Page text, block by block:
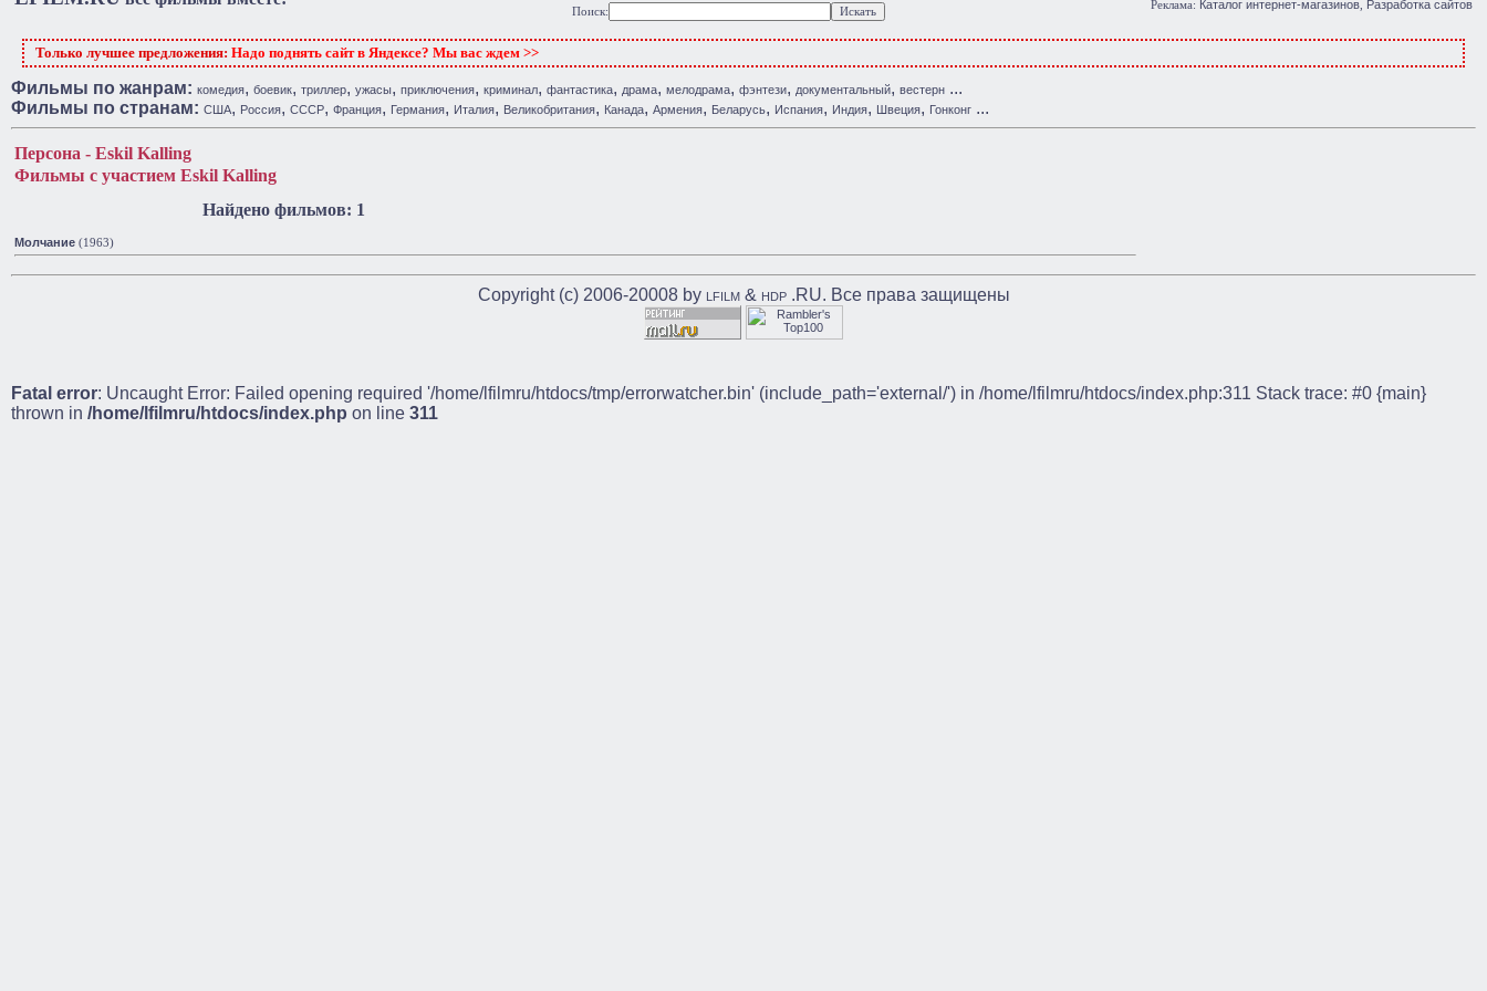
Поиск:
Реклама: Каталог интернет-магазинов Разработка сайтов
Только лучшее предложения: Надо поднять сайт в Яндексе? Мы вас ждем >>
Фильмы по жанрам: комедия, боевик, триллер, ужасы, приключения, криминал, фантастика, драма, мелодрама, фэнтези, документальный, вестерн ...
Фильмы по странам: США, Россия, СССР, Франция, Германия, Италия, Великобритания, Канада, Армения, Беларусь, Испания, Индия, Швеция, Гонконг ...
Персона - Eskil Kalling
Фильмы с участием Eskil Kalling
Найдено фильмов: 1
Молчание (1963)
Copyright (c) 2006-20008 by LFILM& HDP.RU. Все права защищены
Fatal error: Uncaught Error: Failed opening required '/home/lfilmru/htdocs/tmp/errorwatcher.bin' (include_path='external/') in /home/lfilmru/htdocs/index.php:311 Stack trace: #0 {main}
thrown in /home/lfilmru/htdocs/index.php on line 311